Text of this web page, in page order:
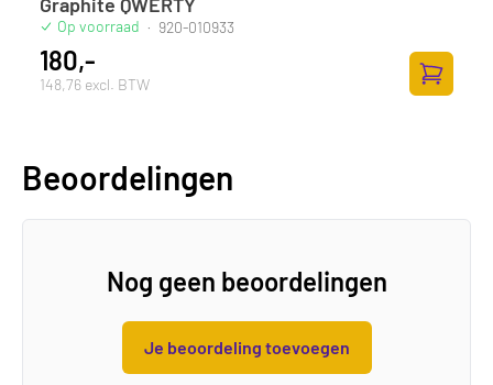
Op voorraad · 920-010933
180,-
148,76 excl. BTW
Beoordelingen
Nog geen beoordelingen
Je beoordeling toevoegen